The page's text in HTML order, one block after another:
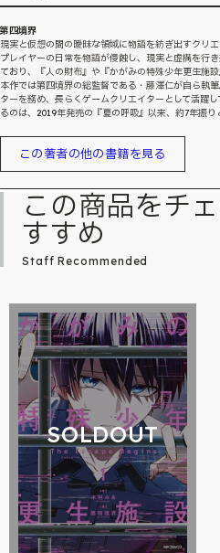
第四境界
現実と仮想の間の曖昧な領域に物語を紡ぎ出すクリエ
プレイヤーの日常を物語が侵蝕し、現実と虚構を行
ており、『人の財布』や『かがみの特殊少年更生施
本作では第四境界の総監督である・藤澤仁が自ら執
ターを務め、長らくゲームクリエイターとして活躍
るのは、2019年発売の『夏の呼吸』以来、約7年振り
この著者の他の書籍を見る
この商品をチ
すすめ
Staff Recommended
SOLDOUT